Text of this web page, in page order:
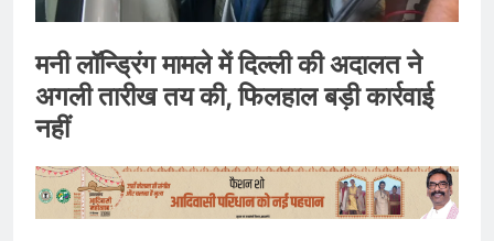
मनी लॉन्ड्रिंग मामले में दिल्ली की अदालत ने
अगली तारीख तय की, फिलहाल बड़ी कार्रवाई
नहीं